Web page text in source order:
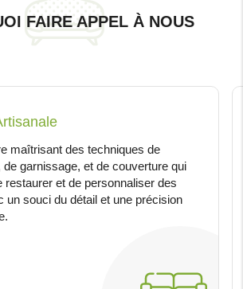
FAIRE APPEL À NOUS
maîtrisant des techniques de
de garnissage, et de couverture qui
restaurer et de personnaliser des
un souci du détail et une précision